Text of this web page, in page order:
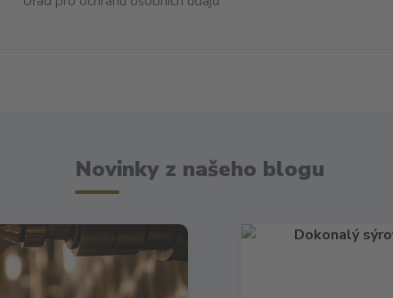
Novinky z našeho blogu